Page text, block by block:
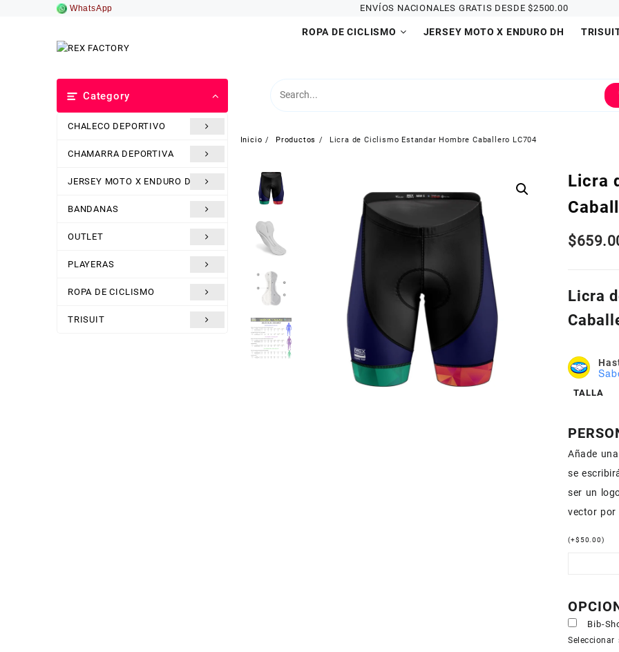
WhatsApp ENVÍOS NACIONALES GRATIS DESDE $2500.00
ROPA DE CICLISMO JERSEY MOTO X ENDURO DH
Category
CHALECO DEPORTIVO
CHAMARRA DEPORTIVA
JERSEY MOTO X ENDURO DH
BANDANAS
OUTLET
PLAYERAS
ROPA DE CICLISMO
TRISUIT
Inicio Productos Licra de Ciclismo Estandar Hombre Caballero LC704
Licra
$
Licra
TALLA
Añade
se
ser un
vector por
(+$50.00)
Bib-